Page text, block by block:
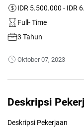
IDR 5.500.000 - IDR
Full- Time
3 Tahun
Oktober 07, 2023
Deskripsi
Deskripsi Pekerjaan